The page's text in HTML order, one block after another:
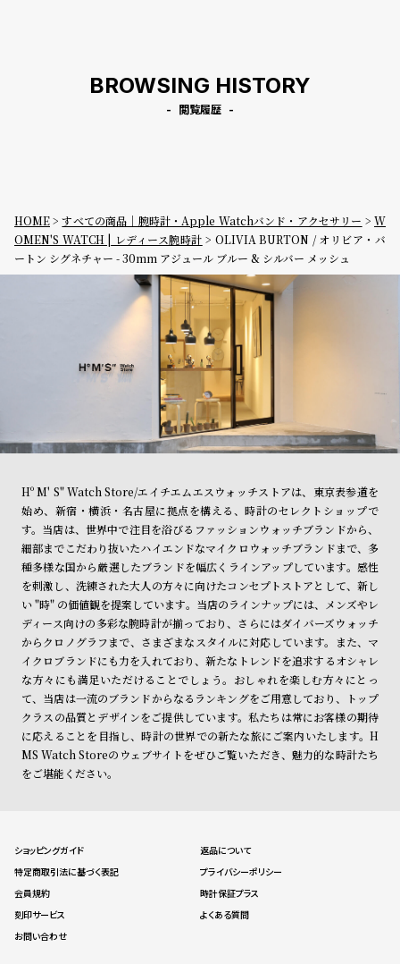
BROWSING HISTORY
閲覧履歴
HOME すべての商品｜腕時計・Apple Watchバンド・アクセサリー
W
OMEN'S WATCH | レディース腕時計
OLIVIA BURTON / オリビア・バ
ートン シグネチャー - 30mm アジュール ブルー & シルバー メッシュ
Hº M' S" Watch Store/エイチエムエスウォッチストアは、東京表参道を
始め、新宿・横浜・名古屋に拠点を構える、時計のセレクトショップで
す。当店は、世界中で注目を浴びるファッションウォッチブランドから、
細部までこだわり抜いたハイエンドなマイクロウォッチブランドまで、多
種多様な国から厳選したブランドを幅広くラインアップしています。感性
を刺激し、洗練された大人の方々に向けたコンセプトストアとして、新し
い "時" の価値観を提案しています。当店のラインナップには、メンズやレ
ディース向けの多彩な腕時計が揃っており、さらにはダイバーズウォッチ
からクロノグラフまで、さまざまなスタイルに対応しています。また、マ
イクロブランドにも力を入れており、新たなトレンドを追求するオシャレ
な方々にも満足いただけることでしょう。おしゃれを楽しむ方々にとっ
て、当店は一流のブランドからなるランキングをご用意しており、トップ
クラスの品質とデザインをご提供しています。私たちは常にお客様の期待
に応えることを目指し、時計の世界での新たな旅にご案内いたします。H
MS Watch Storeのウェブサイトをぜひご覧いただき、魅力的な時計たち
をご堪能ください。
ショッピングガイド
返品について
特定商取引法に基づく表記
プライバシーポリシー
会員規約
時計保証プラス
刻印サービス
よくある質問
お問い合わせ